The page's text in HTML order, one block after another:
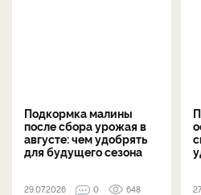
Подкормка малины
после сбора урожая в
августе: чем удобрять
для будущего сезона
29.07.2026 0 648